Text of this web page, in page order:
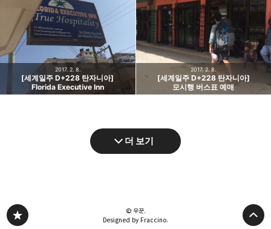
[세계일주 D+228 탄자니아]
Florida Executive Inn
2017. 2. 8.
[세계일주 D+228 탄자니아]
모시행 버스표 예매
2017. 2. 8.
더 보기
© 우꾼.
Designed by Fraccino.